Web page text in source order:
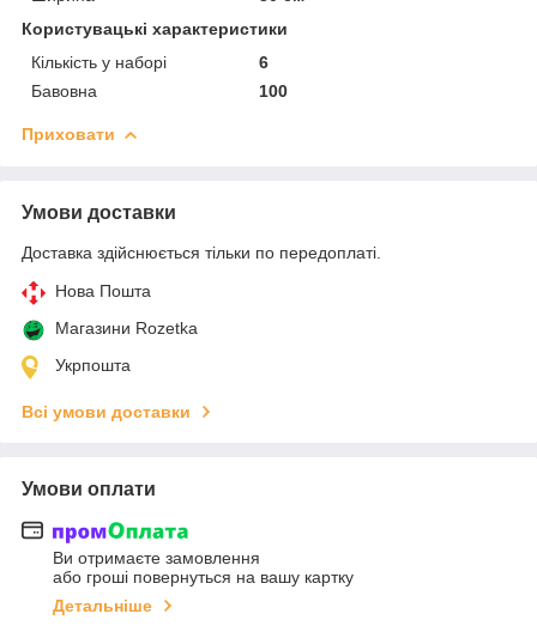
Користувацькі характеристики
Кількість у наборі
6
Бавовна
100
Приховати
Умови доставки
Доставка здійснюється тільки по передоплаті.
Нова Пошта
Магазини Rozetka
Укрпошта
Всі умови доставки
Умови оплати
Ви отримаєте замовлення
або гроші повернуться на вашу картку
Детальніше